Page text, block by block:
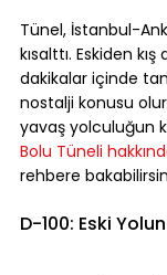
Tünel, İstanbul-
kısalttı. Eskiden
dakikalar içinde
nostalji konusu
yavaş yolculuğun
Bolu Tüneli
rehbere
D-100: Eski